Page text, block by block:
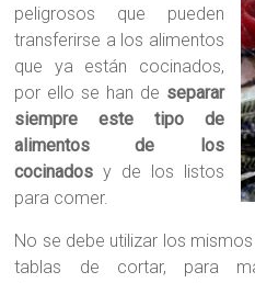
peligrosos que pueden
transferirse a los alimentos
que ya están cocinados,
por ello se han de separar
siempre este tipo de
alimentos de los
cocinados y de los listos
para comer.
No se debe utilizar los mismos
tablas de cortar, para